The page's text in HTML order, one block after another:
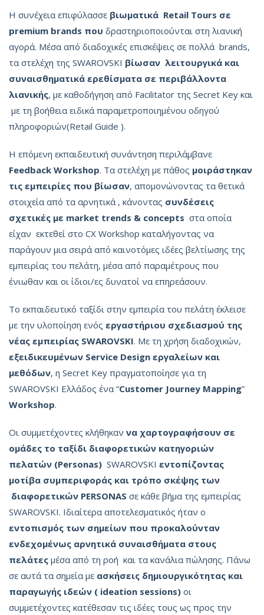
Η συνέχεια επιφύλασσε βιωματικά Retail Tours σε
premium brands που δραστηριοποιούνται στη λιανική
αγορά. Μέσα από διαδοχικές επισκέψεις σε πολλά brands,
τα στελέχη της SWAROVSKI βίωσαν λειτουργικά και
συναισθηματικά ερεθίσματα σε περιβάλλοντα
λιανικής, με καθοδήγηση από Facilitator της Secret Key και
με τη βοήθεια ειδικά παραμετροποιημένου οδηγού
πληροφοριών(Retail Guide ).
Η επόμενη εκπαιδευτική συνάντηση περιλάμβανε
Feedback Workshop. Τα στελέχη με πάθος μοιράστηκαν
τις εμπειρίες που βίωσαν, απομονώνοντας τα θετικά
στοιχεία από τα αρνητικά , κάνοντας συνδέσεις
σχετικές με market trends & concepts στα οποία
είχαν εκτεθεί στο CX Workshop καταλήγοντας να
παράγουν μια σειρά από καινοτόμες ιδέες βελτίωσης της
εμπειρίας του πελάτη, μέσα από παραμέτρους που
ένιωθαν και οι ίδιοι/ες δυνατοί να επηρεάσουν.
Το εκπαιδευτικό ταξίδι στην εμπειρία του πελάτη έκλεισε
με την υλοποίηση ενός εργαστήριου σχεδιασμού της
νέας εμπειρίας SWAROVSKI. Με τη χρήση διαδοχικών,
εξειδικευμένων Service Design εργαλείων και
μεθόδων, η Secret Key πραγματοποίησε για τη
SWAROVSKI Ελλάδος ένα “Customer Journey Mapping”
Workshop.
Οι συμμετέχοντες κλήθηκαν να χαρτογραφήσουν σε
ομάδες το ταξίδι διαφορετικών κατηγοριών
πελατών (Personas) SWAROVSKI εντοπίζοντας
μοτίβα συμπεριφοράς και τρόπο σκέψης των
διαφορετικών PERSONAS σε κάθε βήμα της εμπειρίας
SWAROVSKI. Ιδιαίτερα αποτελεσματικός ήταν ο
εντοπισμός των σημείων που προκαλούνταν
ενδεχομένως αρνητικά συναισθήματα στους
πελάτες μέσα από τη ροή και τα κανάλια πώλησης. Πάνω
σε αυτά τα σημεία με ασκήσεις δημιουργικότητας και
παραγωγής ιδεών ( ideation sessions) οι
συμμετέχοντες κατέθεσαν τις ιδέες τους ως προς την